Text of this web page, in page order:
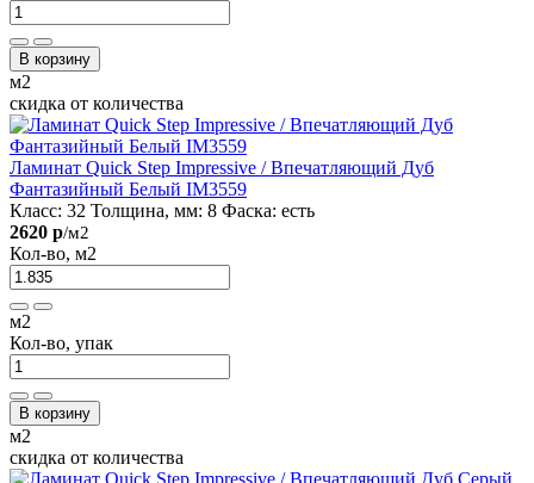
В корзину
м2
скидка от количества
Ламинат Quick Step Impressive / Впечатляющий Дуб
Фантазийный Белый IM3559
Класс: 32 Толщина, мм: 8 Фаска: есть
2620 р/м2
Кол-во, м2
м2
Кол-во, упак
В корзину
м2
скидка от количества